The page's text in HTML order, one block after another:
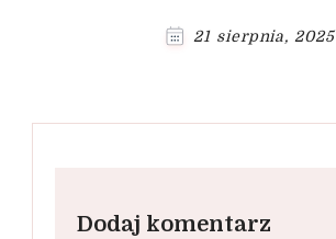
21 sierpnia, 2025
Dodaj komentarz